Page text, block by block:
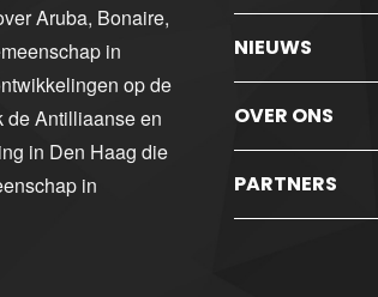
Aruba, Bonaire,
in
op de
de Antilliaanse en
in Den Haag die
in
NIEUWS
OVER ONS
PARTNERS